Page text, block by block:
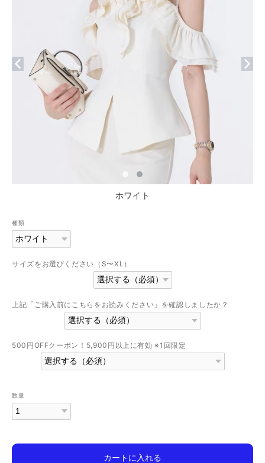
ホワイト
種類
サイズをお選びください（S〜XL）
上記「ご購入前にこちらをお読みください」を確認しましたか？
500円OFFクーポン！5,900円以上に有効 ※1回限定
数量
カートに入れる